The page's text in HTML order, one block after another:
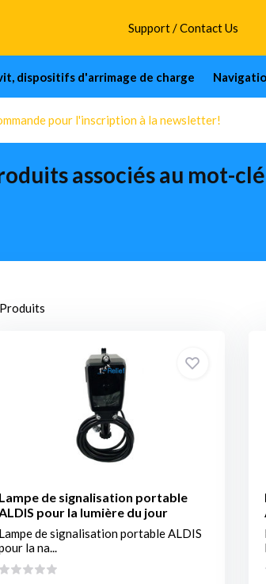
Support / Contact Us
dispositifs d'arrimage de charge
pour l'inscription à la newsletter!
associés au mot-
Produits
Lampe de signalisation portable
pour la lumière du jour
Lampe de signalisation portable ALDIS
la na...